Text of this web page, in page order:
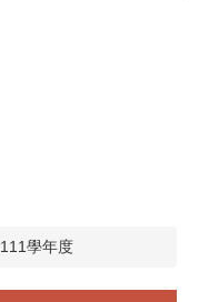
111學年度